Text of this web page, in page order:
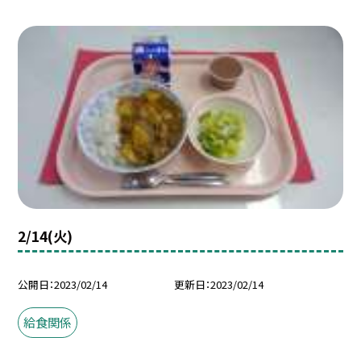
2/14(火)
公開日 2023/02/14 更新日 2023/02/14
給食関係